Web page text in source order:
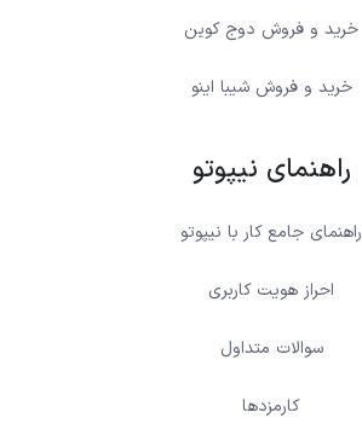
خرید و فروش دوج کوین
خرید و فروش شیبا اینو
راهنمای نیپوتو
راهنمای جامع کار با نیپوتو
احراز هویت کاربری
سوالات متداول
کارمزدها